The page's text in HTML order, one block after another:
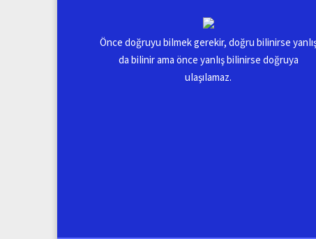
Önce doğruyu biImek gerekir, doğru biIinirse
da biIinir ama önce yanIış biIinirse doğruya
uIaşıIamaz.